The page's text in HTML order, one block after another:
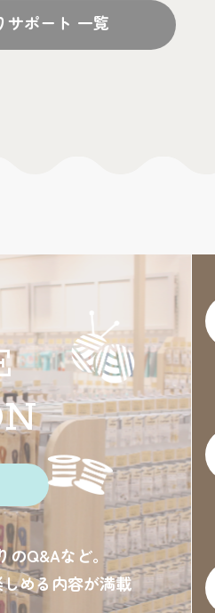
サポート 一覧
のQ&Aなど。
める内容が満載